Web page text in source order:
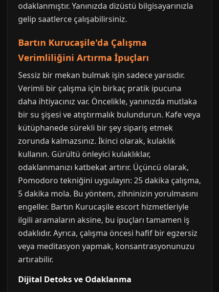
odaklanmıştır. Yanınızda dizüstü bilgisayarınızla
gelip saatlerce çalışabilirsiniz.
Bartın Kurucaşile'da Çalışma
Verimliliğini Artırma İpuçları
Sessiz bir mekan bulmak işin sadece yarısıdır.
Verimli bir çalışma için birkaç pratik ipucuna
daha ihtiyacınız var. Öncelikle, yanınızda mutlaka
bir su şişesi ve atıştırmalık bulundurun. Kafe veya
kütüphanede sürekli bir şey sipariş etmek
zorunda kalmazsınız. İkinci olarak, kulaklık
kullanın. Gürültü önleyici kulaklıklar,
odaklanmanızı katbekat artırır. Üçüncü olarak,
Pomodoro tekniğini uygulayın: 25 dakika çalışma,
5 dakika mola. Bu yöntem, zihninizin yorulmasını
engeller. Bartın Kurucaşile escort hizmetleriyle
ilgili aramaların aksine, bu ipuçları tamamen iş
odaklıdır. Ayrıca, çalışma öncesi hafif bir egzersiz
veya meditasyon yapmak, konsantrasyonunuzu
artırabilir.
Dijital Detoks ve Odaklanma